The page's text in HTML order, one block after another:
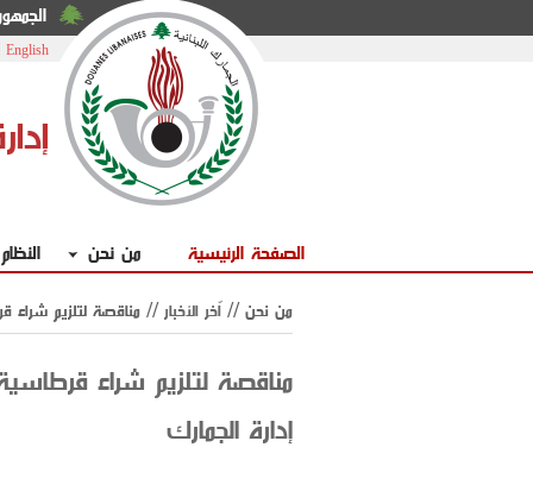
English
الصفحة الرئيسية من نحن
من نحن // اّخر الأخبار// مناقصة لتلزيم شراء
مناقصة لتلزيم شراء
إدارة الجمارك